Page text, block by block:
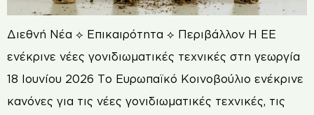
Διεθνή Νέα ⟡ Επικαιρότητα ⟡ Περιβάλλον Η ΕΕ
ενέκρινε νέες γονιδιωματικές τεχνικές στη γεωργία
18 Ιουνίου 2026 Το Ευρωπαϊκό Κοινοβούλιο ενέκρινε
κανόνες για τις νέες γονιδιωματικές τεχνικές, τις